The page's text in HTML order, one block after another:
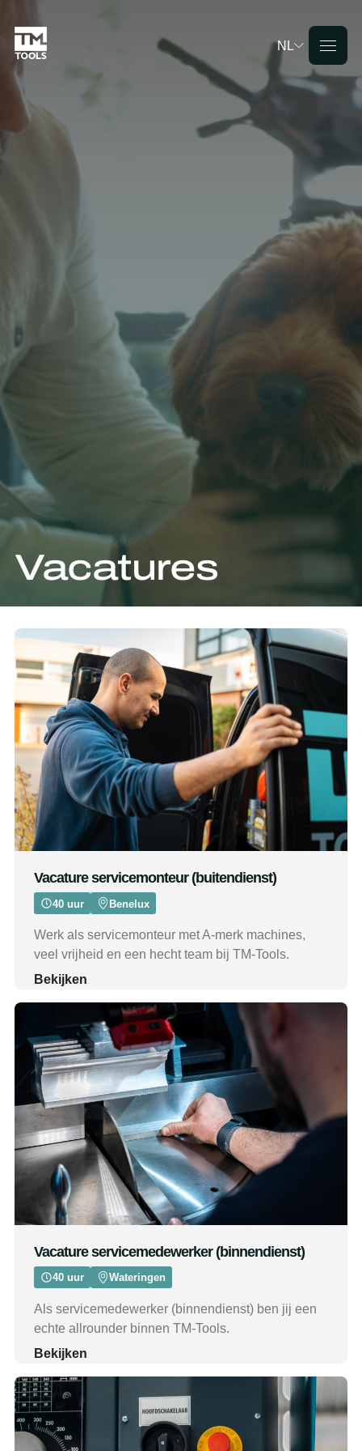
NL
Deutsch
Français
Nederlands
Vacatures
Vacature servicemonteur (buitendienst)
40 uur Benelux
Werk als servicemonteur met A-merk machines,
veel vrijheid en een hecht team bij TM-Tools.
Bekijken
Vacature servicemedewerker (binnendienst)
40 uur Wateringen
Als servicemedewerker (binnendienst) ben jij een
echte allrounder binnen TM-Tools.
Bekijken